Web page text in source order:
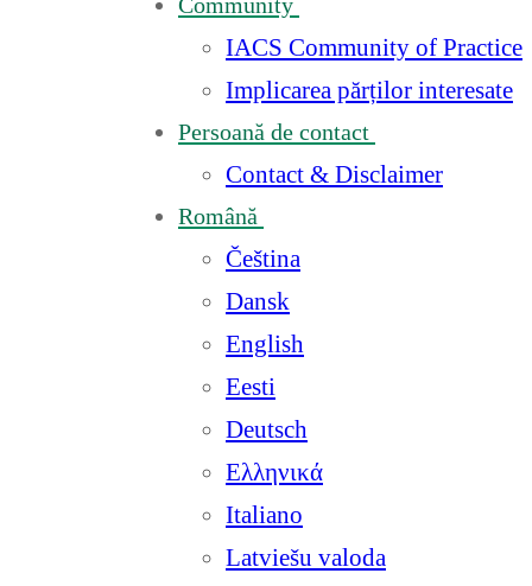
IACS Community of Practice
Implicarea părților interesate
Persoană de contact
Contact & Disclaimer
Română
Čeština
Dansk
English
Eesti
Deutsch
Ελληνικά
Italiano
Latviešu valoda